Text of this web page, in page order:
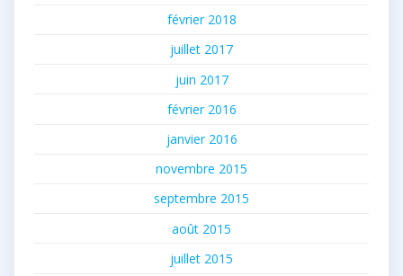
février 2018
juillet 2017
juin 2017
février 2016
janvier 2016
novembre 2015
septembre 2015
août 2015
juillet 2015